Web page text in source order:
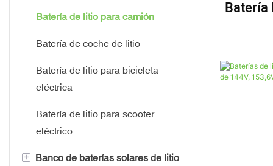
Batería de litio para camión
Batería de coche de litio
Batería de litio para bicicleta
eléctrica
Batería de litio para scooter
eléctrico
+ Banco de baterías solares de litio
Batería